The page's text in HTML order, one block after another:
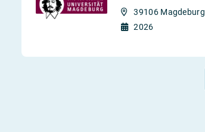
39106 Magdeburg
2026